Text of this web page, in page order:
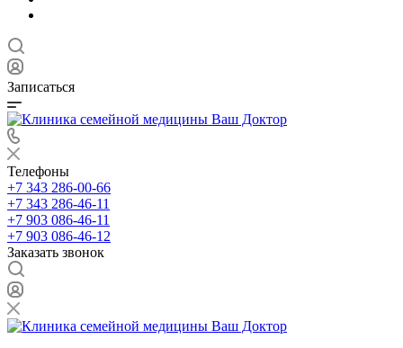
Записаться
Телефоны
+7 343 286-00-66
+7 343 286-46-11
+7 903 086-46-11
+7 903 086-46-12
Заказать звонок